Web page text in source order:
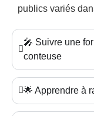
publics variés
🎤 Suivre une
conteuse
🌟 Apprendre à